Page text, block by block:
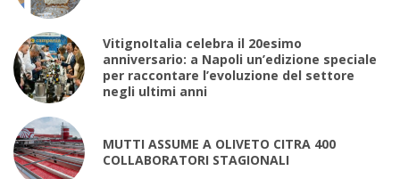
VitignoItalia celebra il 20esimo
anniversario: a Napoli un’edizione speciale
per raccontare l’evoluzione del settore
negli ultimi anni
MUTTI ASSUME A OLIVETO CITRA 400
COLLABORATORI STAGIONALI